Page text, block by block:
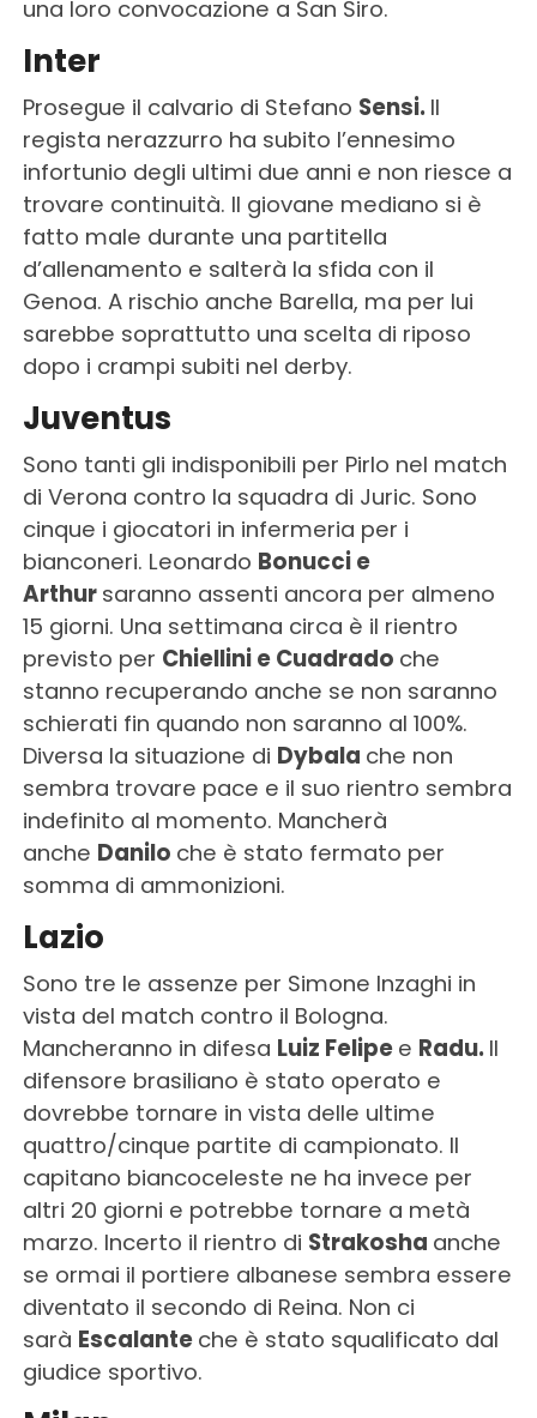
una loro convocazione a San Siro.
Inter
Prosegue il calvario di Stefano Sensi. Il
regista nerazzurro ha subito l’ennesimo
infortunio degli ultimi due anni e non riesce a
trovare continuità. Il giovane mediano si è
fatto male durante una partitella
d’allenamento e salterà la sfida con il
Genoa. A rischio anche Barella, ma per lui
sarebbe soprattutto una scelta di riposo
dopo i crampi subiti nel derby.
Juventus
Sono tanti gli indisponibili per Pirlo nel match
di Verona contro la squadra di Juric. Sono
cinque i giocatori in infermeria per i
bianconeri. Leonardo Bonucci e
Arthur saranno assenti ancora per almeno
15 giorni. Una settimana circa è il rientro
previsto per Chiellini e Cuadrado che
stanno recuperando anche se non saranno
schierati fin quando non saranno al 100%.
Diversa la situazione di Dybala che non
sembra trovare pace e il suo rientro sembra
indefinito al momento. Mancherà
anche Danilo che è stato fermato per
somma di ammonizioni.
Lazio
Sono tre le assenze per Simone Inzaghi in
vista del match contro il Bologna.
Mancheranno in difesa Luiz Felipe e Radu. Il
difensore brasiliano è stato operato e
dovrebbe tornare in vista delle ultime
quattro/cinque partite di campionato. Il
capitano biancoceleste ne ha invece per
altri 20 giorni e potrebbe tornare a metà
marzo. Incerto il rientro di Strakosha anche
se ormai il portiere albanese sembra essere
diventato il secondo di Reina. Non ci
sarà Escalante che è stato squalificato dal
giudice sportivo.